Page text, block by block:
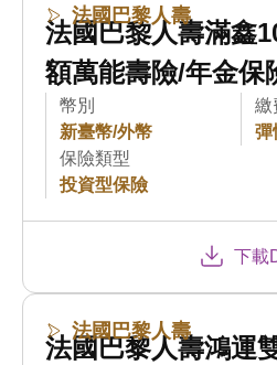
法國巴黎人壽
法國巴黎人壽滿鑫
額萬能壽險/年金保
幣別
新臺幣/外幣
繳
彈
保險類型
投資型保險
下載
法國巴黎人壽
法國巴黎人壽鴻運